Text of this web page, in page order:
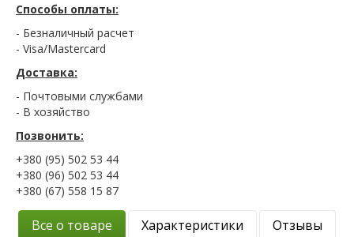
Способы оплаты:
- Безналичный расчет
- Visa/Mastercard
Доставка:
- Почтовыми службами
- В хозяйство
Позвонить:
+380 (95) 502 53 44
+380 (96) 502 53 44
+380 (67) 558 15 87
Все о товаре Характеристики Отзывы